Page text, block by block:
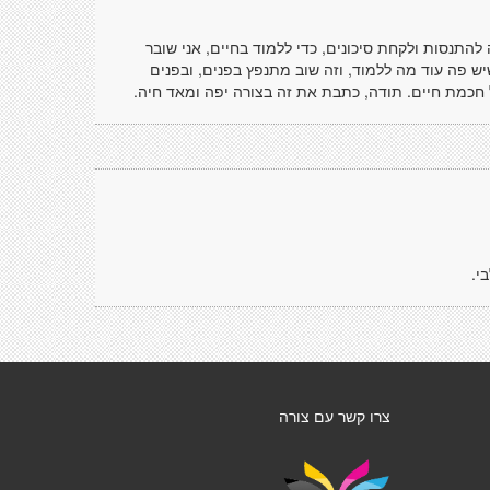
ולקחת סיכונים, כדי ללמוד בחיים, אני שובר
עוד מה ללמוד, וזה שוב מתנפץ בפנים, ובפנים
חיים. תודה, כתבת את זה בצורה יפה ומאד חיה.
צרו קשר עם צורה